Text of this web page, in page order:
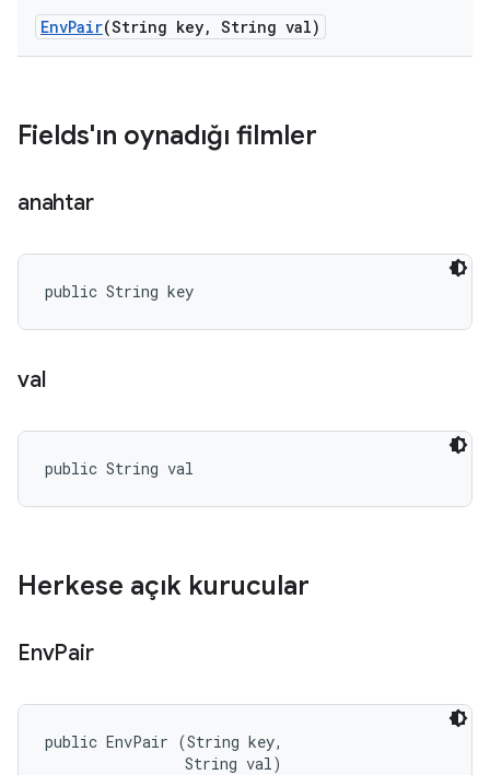
EnvPair(String key, String val)
Fields'ın oynadığı filmler
anahtar
public String key
val
public String val
Herkese açık kurucular
EnvPair
public EnvPair (String key,
                String val)